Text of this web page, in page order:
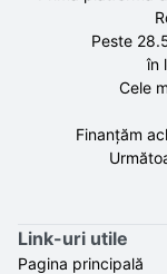
Peste
în
Cele
Finanțăm
Link-uri utile
Pagina principală